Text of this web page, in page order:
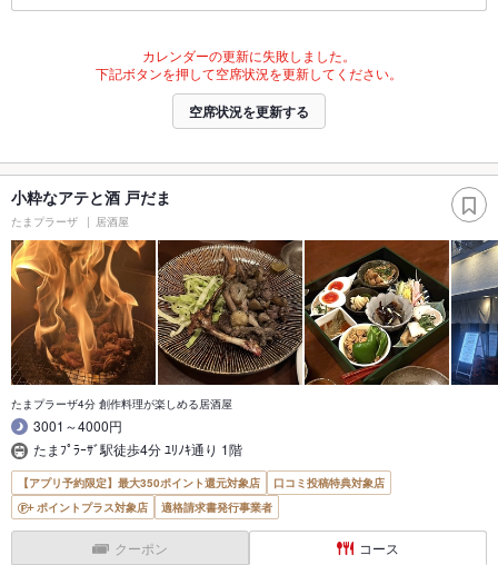
カレンダーの更新に失敗しました。
下記ボタンを押して空席状況を更新してください。
空席状況を更新する
小粋なアテと酒 戸だま
たまプラーザ 居酒屋
たまプラーザ4分 創作料理が楽しめる居酒屋
3001～4000円
たまﾌﾟﾗｰｻﾞ駅徒歩4分 ﾕﾘﾉｷ通り 1階
【アプリ予約限定】最大350ポイント還元対象店
口コミ投稿特典対象店
ポイントプラス対象店
適格請求書発行事業者
クーポン コース